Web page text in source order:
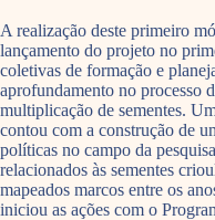
A realização deste primeiro
lançamento do projeto no
coletivas de formação e
aprofundamento no processo
multiplicação de sementes.
contou com a construção de
políticas no campo da
relacionados às sementes
mapeados marcos entre os
iniciou as ações com o